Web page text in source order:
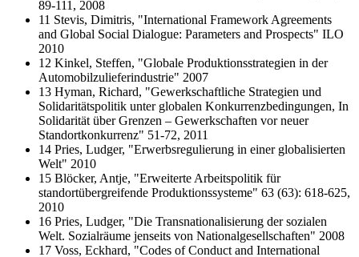
89-111, 2008
11 Stevis, Dimitris, "International Framework Agreements
and Global Social Dialogue: Parameters and Prospects" ILO
2010
12 Kinkel, Steffen, "Globale Produktionsstrategien in der
Automobilzulieferindustrie" 2007
13 Hyman, Richard, "Gewerkschaftliche Strategien und
Solidaritätspolitik unter globalen Konkurrenzbedingungen, In
Solidarität über Grenzen – Gewerkschaften vor neuer
Standortkonkurrenz" 51-72, 2011
14 Pries, Ludger, "Erwerbsregulierung in einer globalisierten
Welt" 2010
15 Blöcker, Antje, "Erweiterte Arbeitspolitik für
standortübergreifende Produktionssysteme" 63 (63): 618-625,
2010
16 Pries, Ludger, "Die Transnationalisierung der sozialen
Welt. Sozialräume jenseits von Nationalgesellschaften" 2008
17 Voss, Eckhard, "Codes of Conduct and International